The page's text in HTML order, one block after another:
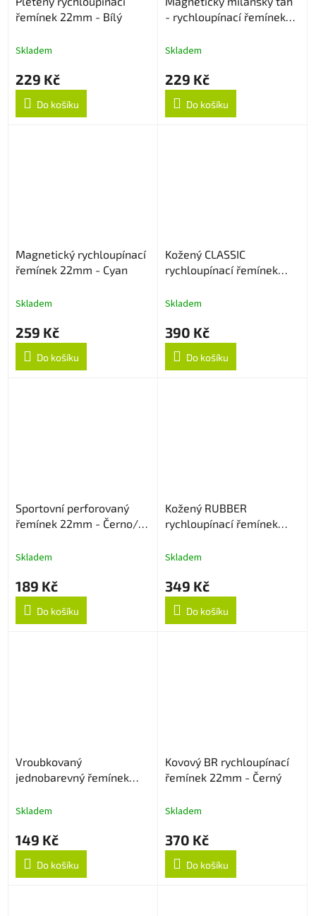
řemínek 22mm - Bílý
Skladem
229 Kč
Do košíku
- rychloupínací řemínek
Skladem
229 Kč
Do košíku
Magnetický rychloupínací
řemínek 22mm - Cyan
Skladem
259 Kč
Do košíku
Kožený CLASSIC
rychloupínací řemínek
Skladem
390 Kč
Do košíku
Sportovní perforovaný
řemínek 22mm - Černo/
Skladem
189 Kč
Do košíku
Kožený RUBBER
rychloupínací řemínek
Skladem
349 Kč
Do košíku
Vroubkovaný
jednobarevný řemínek
Skladem
149 Kč
Do košíku
Kovový BR rychloupínací
řemínek 22mm - Černý
Skladem
370 Kč
Do košíku